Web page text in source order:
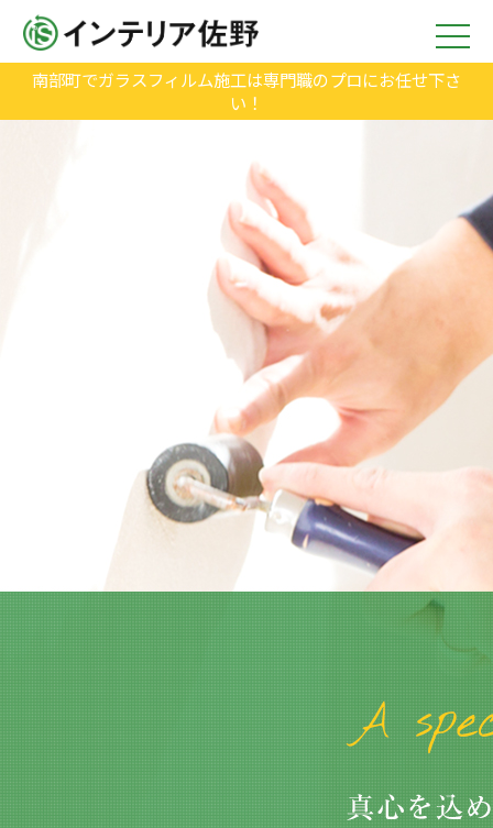
南部町でガラスフィルム施工は専門職のプロにお任せ下さ
い！